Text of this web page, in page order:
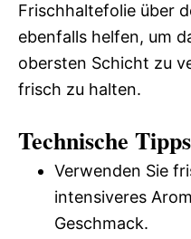
Frischhaltefolie über
ebenfalls helfen, um
obersten Schicht zu
frisch zu halten.
Technische
Verwenden Sie
intensiveres
Geschmack.